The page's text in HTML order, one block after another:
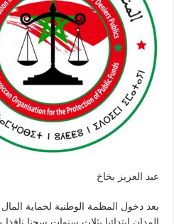
عبد العزيز بخاخ
بعد دخول المظمة الوطنية لحماية